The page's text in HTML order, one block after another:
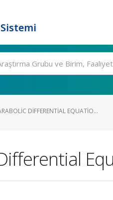
DIFFERENTIAL EQUATIO...